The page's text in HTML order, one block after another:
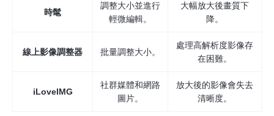
時髦
調整大小並進行
輕微編輯。
大幅放大後畫質下
降。
線上影像調整器 批量調整大小。
處理高解析度影像存
在困難。
iLoveIMG
社群媒體和網路
圖片。
放大後的影像會失去
清晰度。